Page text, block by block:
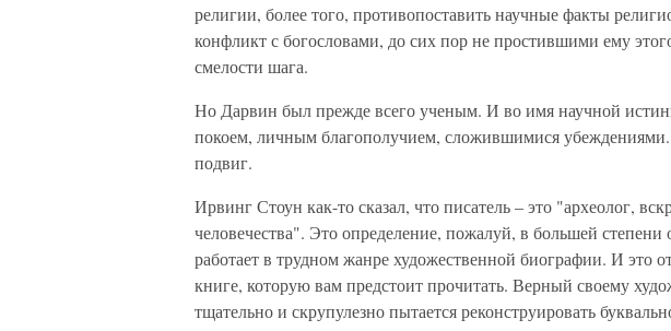
религии, более того, противопоставить научные факты
конфликт с богословами, до сих пор не простившими ему
смелости шага.
Но Дарвин был прежде всего ученым. И во имя научной
покоем, личным благополучием, сложившимися
подвиг.
Ирвинг Стоун как-то сказал, что писатель – это "археолог,
человечества". Это определение, пожалуй, в большей степени
работает в трудном жанре художественной биографии. И это
книге, которую вам предстоит прочитать. Верный своему
тщательно и скрупулезно пытается реконструировать